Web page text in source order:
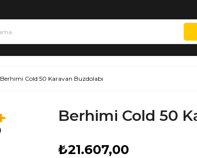
Berhimi Cold 50 Karavan Buzdolabı
Berhimi Cold 50
₺21.607,00